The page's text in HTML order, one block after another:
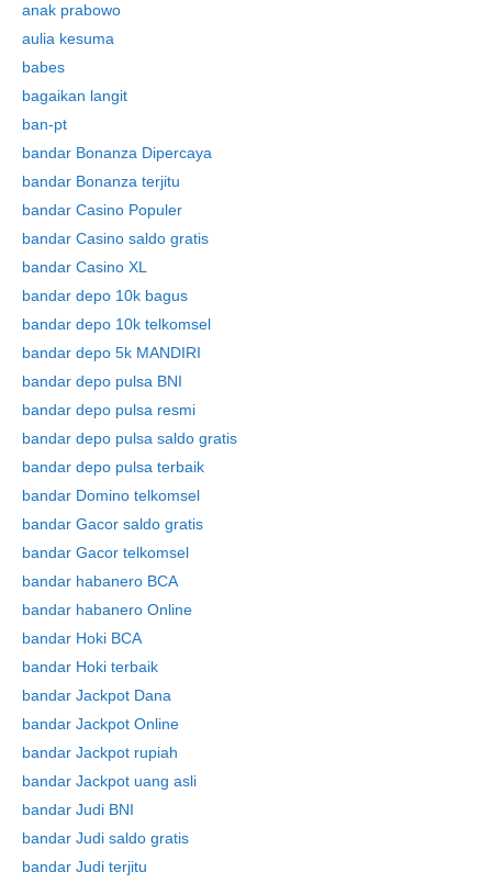
anak prabowo
aulia kesuma
babes
bagaikan langit
ban-pt
bandar Bonanza Dipercaya
bandar Bonanza terjitu
bandar Casino Populer
bandar Casino saldo gratis
bandar Casino XL
bandar depo 10k bagus
bandar depo 10k telkomsel
bandar depo 5k MANDIRI
bandar depo pulsa BNI
bandar depo pulsa resmi
bandar depo pulsa saldo gratis
bandar depo pulsa terbaik
bandar Domino telkomsel
bandar Gacor saldo gratis
bandar Gacor telkomsel
bandar habanero BCA
bandar habanero Online
bandar Hoki BCA
bandar Hoki terbaik
bandar Jackpot Dana
bandar Jackpot Online
bandar Jackpot rupiah
bandar Jackpot uang asli
bandar Judi BNI
bandar Judi saldo gratis
bandar Judi terjitu